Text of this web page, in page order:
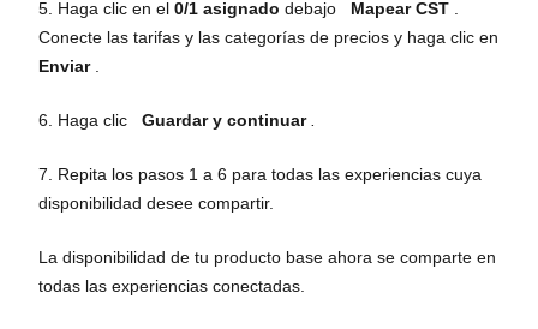
5. Haga clic en el 0/1 asignado debajo Mapear CST .
Conecte las tarifas y las categorías de precios y haga clic en
Enviar.
6. Haga clic Guardar y continuar .
7. Repita los pasos 1 a 6 para todas las experiencias cuya
disponibilidad desee compartir.
La disponibilidad de tu producto base ahora se comparte en
todas las experiencias conectadas.